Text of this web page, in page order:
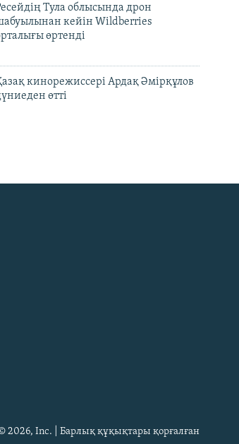
Тула облысында дрон
кейін Wildberries
өртенді
кинорежиссері Ардақ Әмірқұлов
өтті
2026, Inc. | Барлық құқықтары қорғалған